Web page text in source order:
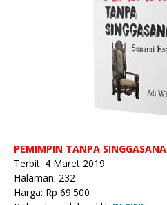
PEMIMPIN TANPA SINGGASANA
Terbit: 4 Maret 2019
Halaman: 232
Harga: Rp 69.500